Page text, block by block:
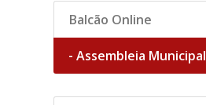
Balcão Online
- Assembleia Municipal